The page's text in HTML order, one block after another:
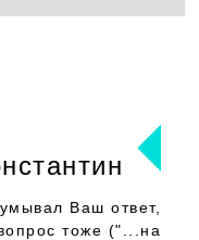
Ваш ответ,
тоже ("...на